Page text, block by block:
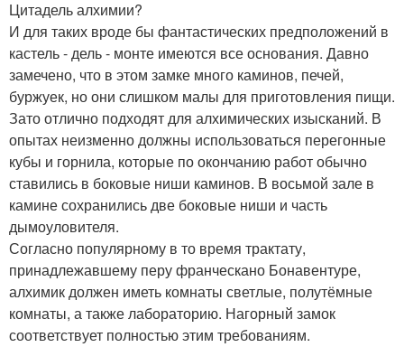
Цитадель алхимии?
И для таких вроде бы фантастических предположений в
кастель - дель - монте имеются все основания. Давно
замечено, что в этом замке много каминов, печей,
буржуек, но они слишком малы для приготовления пищи.
Зато отлично подходят для алхимических изысканий. В
опытах неизменно должны использоваться перегонные
кубы и горнила, которые по окончанию работ обычно
ставились в боковые ниши каминов. В восьмой зале в
камине сохранились две боковые ниши и часть
дымоуловителя.
Согласно популярному в то время трактату,
принадлежавшему перу франческано Бонавентуре,
алхимик должен иметь комнаты светлые, полутёмные
комнаты, а также лабораторию. Нагорный замок
соответствует полностью этим требованиям.